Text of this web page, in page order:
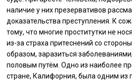
наличие у них презервативов
доказательства преступления. К
тому, что многие проститутки не
из-за страха притеснений со
образом, заразиться
половым путём. Одно из наиболее
стране, Калифорния, была одним из